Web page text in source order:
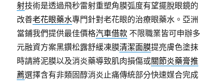
射技術是透過飛秒雷射重塑角膜弧度有望擺脫眼鏡的
改善老花眼藥水專門針對老花眼的治療眼藥水。亞洲
當鋪我們提供最佳價格汽車借款 不限職業皆可申辦多
元融資方案黑鑽松露舒緩凍膜清潔面膜提亮膚色塗抹
時請將泥膜以及消炎藥導致肌肉損傷或關節炎藥膏推
薦選擇含有非類固醇消炎止痛傳統部分快速媒合完成